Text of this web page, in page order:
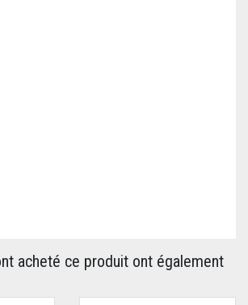
acheté ce produit ont également